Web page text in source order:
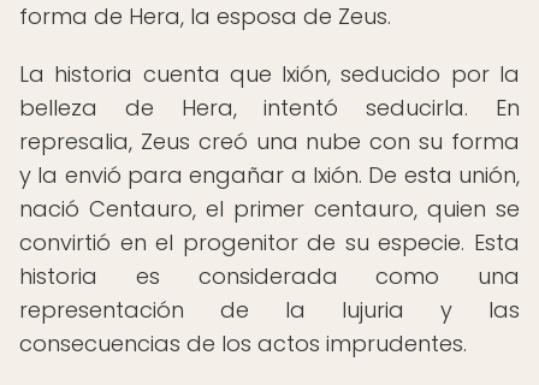
forma de Hera, la esposa de Zeus.
La historia cuenta que Ixión, seducido por la
belleza de Hera, intentó seducirla. En
represalia, Zeus creó una nube con su forma
y la envió para engañar a Ixión. De esta unión,
nació Centauro, el primer centauro, quien se
convirtió en el progenitor de su especie. Esta
historia es considerada como una
representación de la lujuria y las
consecuencias de los actos imprudentes.